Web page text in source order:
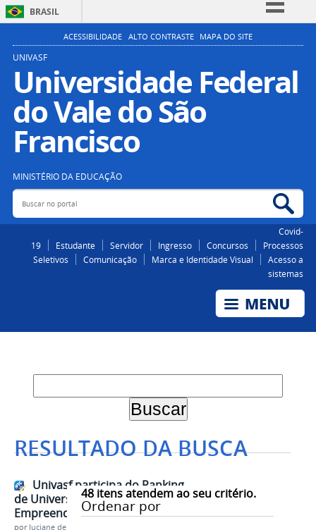
BRASIL
Simplifique!
Participe
Acesso à informação
Legislação
ACESSIBILIDADE ALTO CONTRASTE MAPA DO SITE
UNIVASF
Universidade Federal
do Vale do São
Francisco
MINISTÉRIO DA EDUCAÇÃO
Buscar no portal
Covid-
19
Estudante Servidor Ingresso Concursos
Processos
Seletivos
Comunicação Marca e Identidade Visual
Acesso a
sistemas
RESULTADO DA BUSCA
48itens atendem ao seu critério.
Ordenar por
Univasf participa do Ranking
de Universidades
Empreendedoras 2025
por Juciane de Jesus Aleixo